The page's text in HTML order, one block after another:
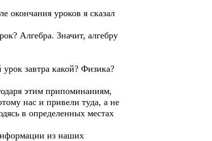
окончания уроков я сказал
Алгебра. Значит, алгебру
завтра какой? Физика?
этим припоминаниям,
нас и привели туда, а не
в определенных местах
из наших